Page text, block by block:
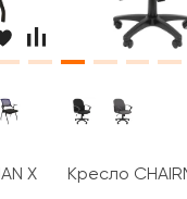
X Кресло